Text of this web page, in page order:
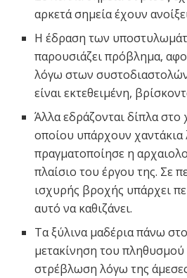
αρκετά σημεία έχουν
Η έδραση των
παρουσιάζει πρόβλημα,
λόγω στων
είναι εκτεθειμένη,
Άλλα εδράζονται δίπλα
οποίου υπάρχουν
πραγματοποίησε η
πλαίσιο του έργου της. Σε
ισχυρής βροχής υπάρχει
αυτό να καθιζάνει.
Τα ξύλινα μαδέρια πάνω
μετακίνηση του
στρέβλωση λόγω της